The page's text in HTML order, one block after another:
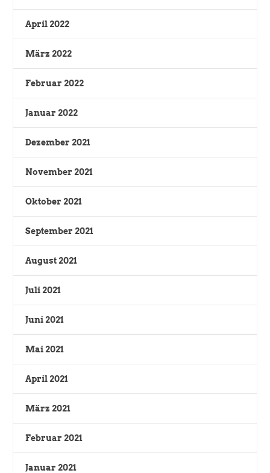
April 2022
März 2022
Februar 2022
Januar 2022
Dezember 2021
November 2021
Oktober 2021
September 2021
August 2021
Juli 2021
Juni 2021
Mai 2021
April 2021
März 2021
Februar 2021
Januar 2021